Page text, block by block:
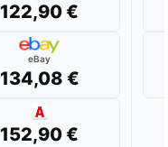
122,90 €
eBay
134,08 €
152,90 €